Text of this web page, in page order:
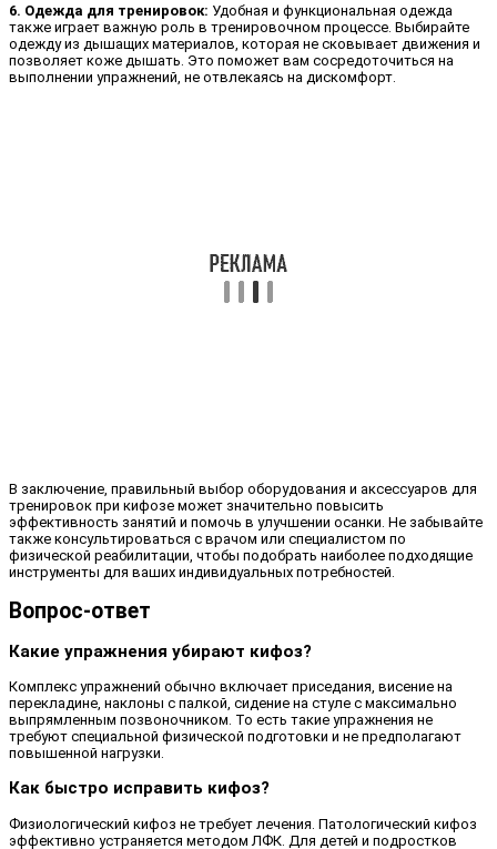
6. Одежда для тренировок: Удобная и функциональная одежда
также играет важную роль в тренировочном процессе. Выбирайте
одежду из дышащих материалов, которая не сковывает движения и
позволяет коже дышать. Это поможет вам сосредоточиться на
выполнении упражнений, не отвлекаясь на дискомфорт.
В заключение, правильный выбор оборудования и аксессуаров для
тренировок при кифозе может значительно повысить
эффективность занятий и помочь в улучшении осанки. Не забывайте
также консультироваться с врачом или специалистом по
физической реабилитации, чтобы подобрать наиболее подходящие
инструменты для ваших индивидуальных потребностей.
Вопрос-ответ
Какие упражнения убирают кифоз?
Комплекс упражнений обычно включает приседания, висение на
перекладине, наклоны с палкой, сидение на стуле с максимально
выпрямленным позвоночником. То есть такие упражнения не
требуют специальной физической подготовки и не предполагают
повышенной нагрузки.
Как быстро исправить кифоз?
Физиологический кифоз не требует лечения. Патологический кифоз
эффективно устраняется методом ЛФК. Для детей и подростков